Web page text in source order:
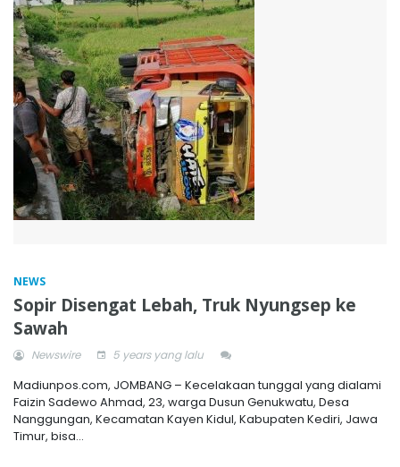
NEWS
Sopir Disengat Lebah, Truk Nyungsep ke
Sawah
Newswire 5 years yang lalu
Madiunpos.com, JOMBANG – Kecelakaan tunggal yang dialami
Faizin Sadewo Ahmad, 23, warga Dusun Genukwatu, Desa
Nanggungan, Kecamatan Kayen Kidul, Kabupaten Kediri, Jawa
Timur, bisa...